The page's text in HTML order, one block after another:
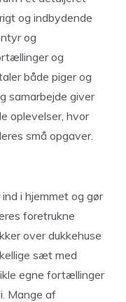
og indbydende
og
og
både piger og
samarbejde giver
oplevelser, hvor
små opgaver.
i hjemmet og gør
foretrukne
over dukkehuse
sæt med
egne fortællinger
Mange af